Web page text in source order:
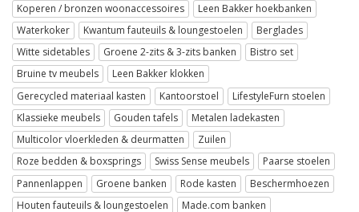
Koperen / bronzen woonaccessoires
Leen Bakker hoekbanken
Waterkoker
Kwantum fauteuils & loungestoelen
Berglades
Witte sidetables
Groene 2-zits & 3-zits banken
Bistro set
Bruine tv meubels
Leen Bakker klokken
Gerecycled materiaal kasten
Kantoorstoel
LifestyleFurn stoelen
Klassieke meubels
Gouden tafels
Metalen ladekasten
Multicolor vloerkleden & deurmatten
Zuilen
Roze bedden & boxsprings
Swiss Sense meubels
Paarse stoelen
Pannenlappen
Groene banken Rode kasten
Beschermhoezen
Houten fauteuils & loungestoelen
Made.com banken